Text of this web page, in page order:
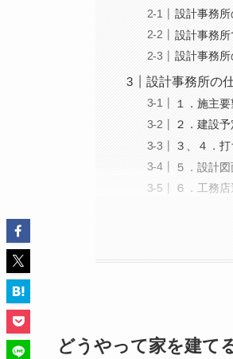
設計事務
設計事務
設計事務
設計事務所の
１．施主
２．建設
３、４．
５．設計
６．工務
どうやって家を建て